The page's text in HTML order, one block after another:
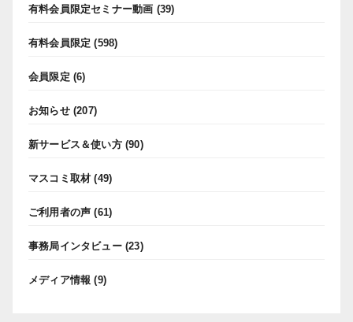
有料会員限定セミナー動画 (39)
有料会員限定 (598)
会員限定 (6)
お知らせ(207)
新サービス＆使い方(90)
マスコミ取材 (49)
ご利用者の声 (61)
事務局インタビュー(23)
メディア情報 (9)